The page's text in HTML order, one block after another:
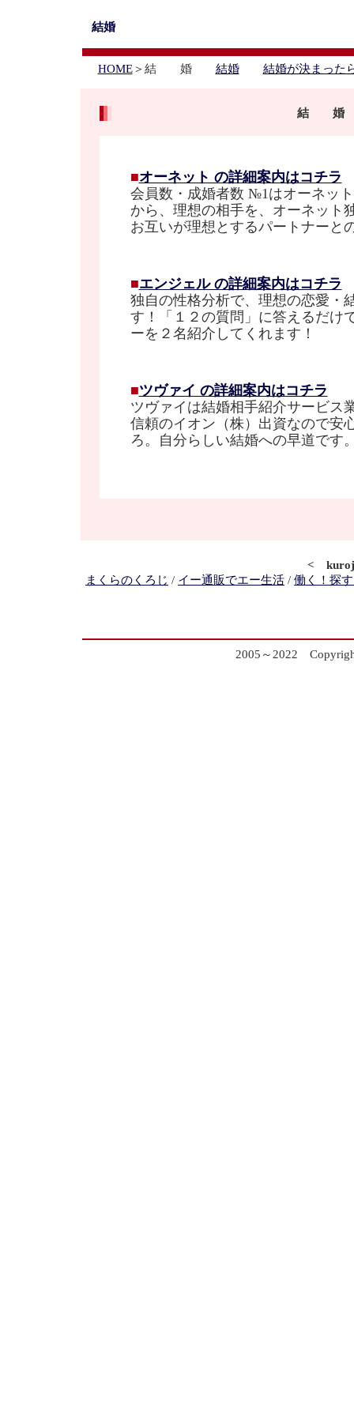
結婚
HOME＞結 婚 結婚 結婚が決まった
結 婚
■オーネット の詳細案内はコチラ
会員数・成婚者数 №1はオーネッ
から、理想の相手を、オーネット
お互いが理想とするパートナーと
■エンジェル の詳細案内はコチラ
独自の性格分析で、理想の恋愛・
す！「１２の質問」に答えるだけ
ーを２名紹介してくれます！
■ツヴァイ の詳細案内はコチラ
ツヴァイは結婚相手紹介サービス
信頼のイオン（株）出資なので安
ろ。自分らしい結婚への早道です
<
まくらのくろじ / イー通販でエー生活 / 働く！探
2005～2022